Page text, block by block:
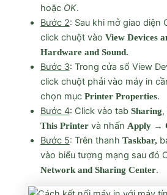
hoặc OK.
Bước 2: Sau khi mở giao diện
click chuột vào View Devices
Hardware and Sound.
Bước 3: Trong cửa sổ View
click chuột phải vào máy in
chọn mục Printer Properties.
Bước 4: Click vào tab Sharing,
This Printervà nhấn Apply →
Bước 5: Trên thanh Taskbar,
vào biểu tượng mạng sau đó
Network and Sharing Center.